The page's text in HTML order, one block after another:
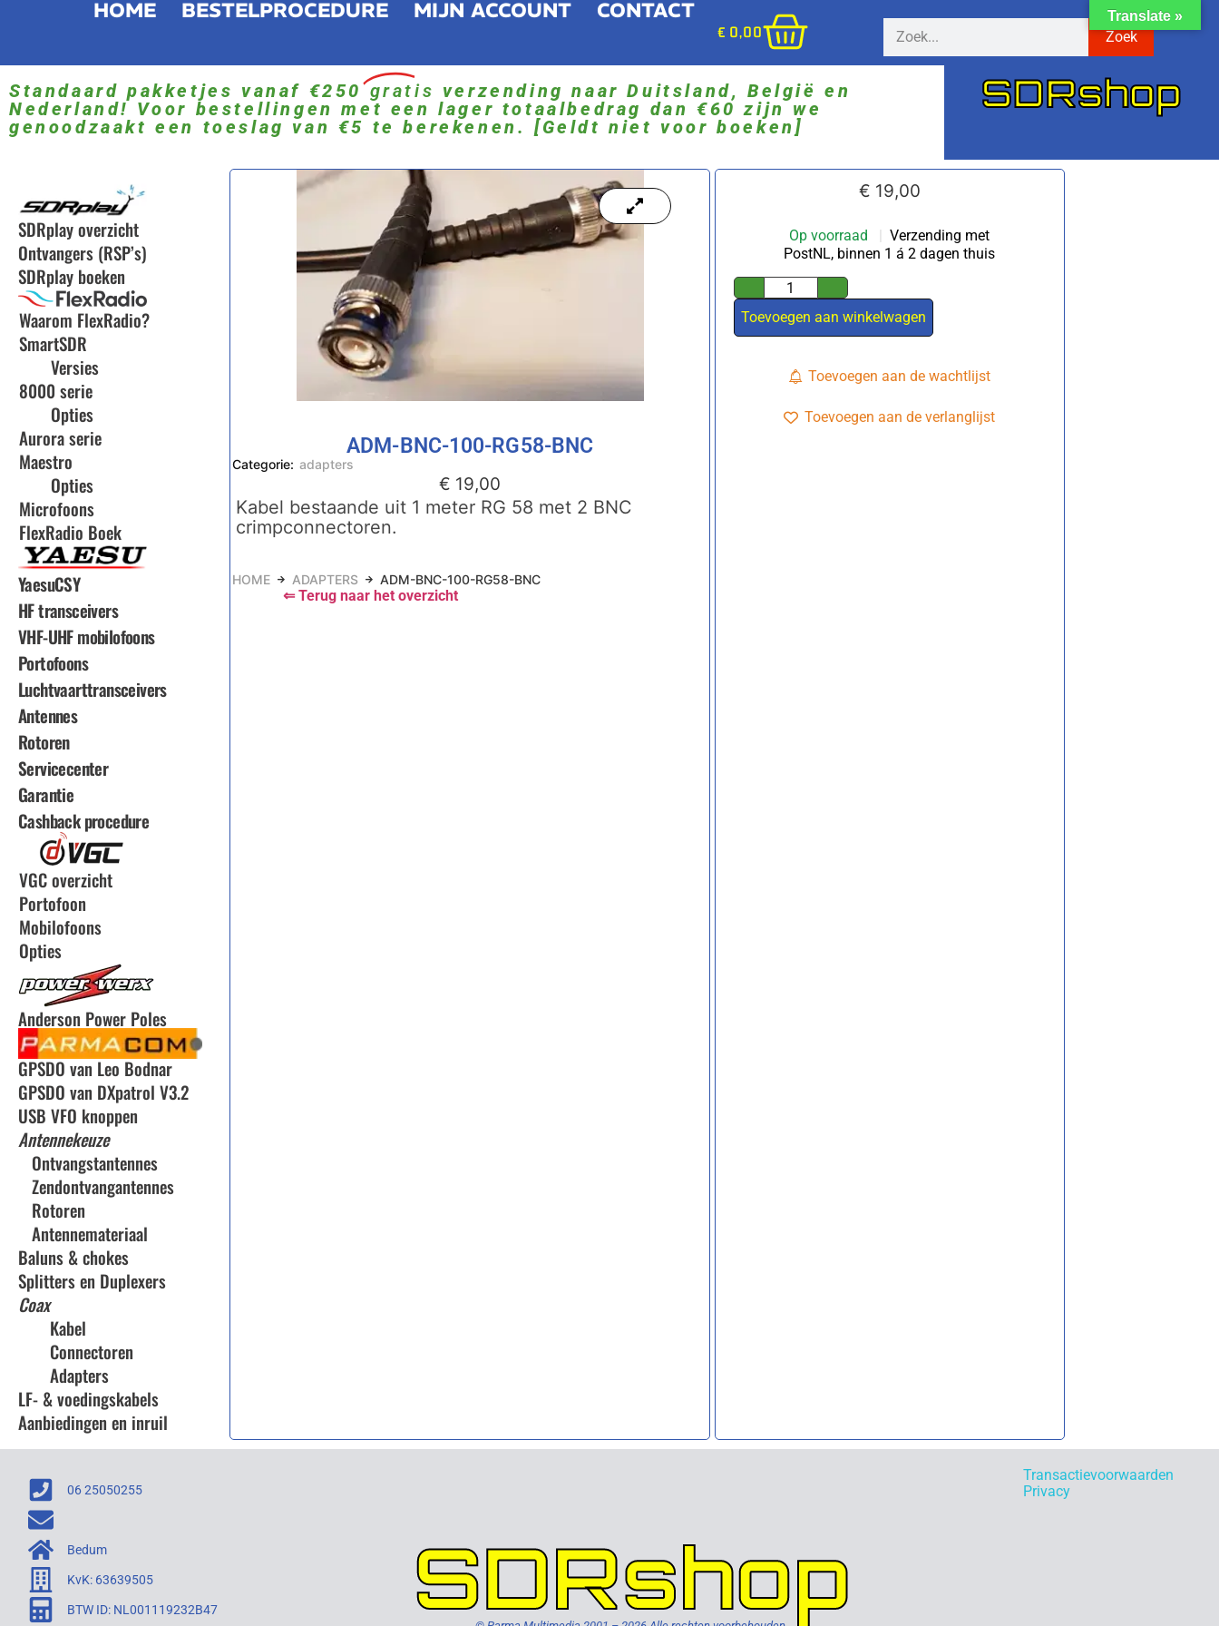
HOME BESTELPROCEDURE MIJN ACCOUNT CONTACT
€ 0,00 Zoek
Standaard pakketjes vanaf €250 gratis verzending naar Duitsland, België en
Nederland! Voor bestellingen met een lager totaalbedrag dan €60 zijn we
genoodzaakt een toeslag van €5 te berekenen. [Geldt niet voor boeken]
SDRshop
SDRplay overzicht
Ontvangers (RSP’s)
SDRplay boeken
Waarom FlexRadio?
SmartSDR
Versies
8000 serie
Opties
Aurora serie
Maestro
Opties
Microfoons
FlexRadio Boek
YaesuCSY
HF transceivers
VHF-UHF mobilofoons
Portofoons
Luchtvaarttransceivers
Antennes
Rotoren
Servicecenter
Garantie
Cashback procedure
VGC overzicht
Portofoon
Mobilofoons
Opties
Anderson Power Poles
GPSDO van Leo Bodnar
GPSDO van DXpatrol V3.2
USB VFO knoppen
Antennekeuze
Ontvangstantennes
Zendontvangantennes
Rotoren
Antennemateriaal
Baluns & chokes
Splitters en Duplexers
Coax
Kabel
Connectoren
Adapters
LF- & voedingskabels
Aanbiedingen en inruil
ADM-BNC-100-RG58-BNC
Categorie: adapters
€ 19,00
Kabel bestaande uit 1 meter RG 58 met 2 BNC
crimpconnectoren.
HOME ADAPTERS ADM-BNC-100-RG58-BNC
⇐ Terug naar het overzicht
€ 19,00
Op voorraad
Verzending met
PostNL, binnen 1 á 2 dagen thuis
Toevoegen aan winkelwagen
Toevoegen aan de wachtlijst
Toevoegen aan de verlanglijst
06 25050255
Bedum
KvK: 63639505
BTW ID: NL001119232B47 SDRshop
Transactievoorwaarden
Privacy
Translate »